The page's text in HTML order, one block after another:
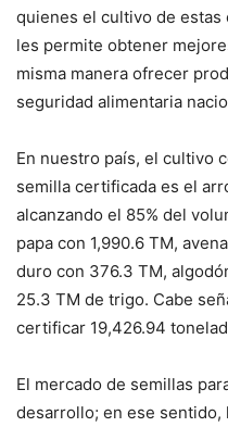
quienes el cultivo de
les permite obtener
misma manera ofrecer
seguridad alimentaria
En nuestro país, el cultivo
semilla certificada es el
alcanzando el 85% del
papa con 1,990.6 TM,
duro con 376.3 TM,
25.3 TM de trigo. Cabe
certificar 19,426.94
El mercado de semillas
desarrollo; en ese sentido,